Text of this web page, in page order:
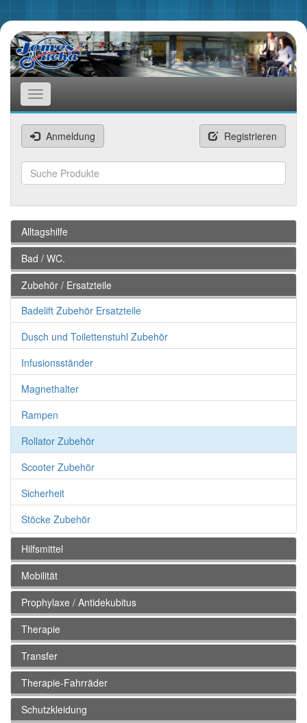
Toggle
navigation
Anmeldung
Registrieren
Suchen
Alltagshilfe
Bad / WC.
Zubehör / Ersatzteile
Badelift Zubehör Ersatzteile
Dusch und Toilettenstuhl Zubehör
Infusionsständer
Magnethalter
Rampen
Rollator Zubehör
Scooter Zubehör
Sicherheit
Stöcke Zubehör
Hilfsmittel
Mobilität
Prophylaxe / Antidekubitus
Therapie
Transfer
Therapie-Fahrräder
Schutzkleidung